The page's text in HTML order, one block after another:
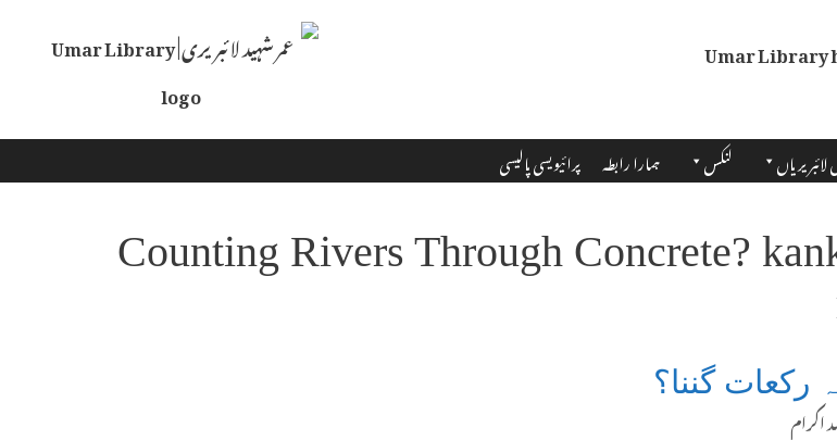
لنکس ہمارا رابطہ پرائیویسی پالیسی
Counting Rivers Through Concrete?
رکعات گننا؟
اکرام